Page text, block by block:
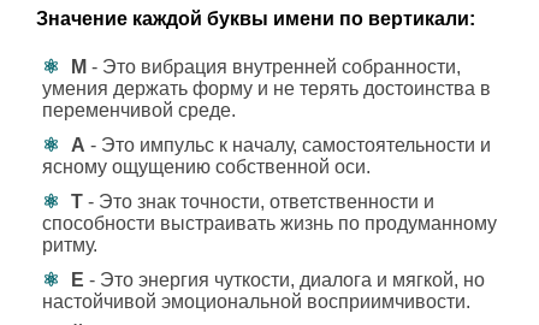
Значение каждой буквы имени по вертикали:
М - Это вибрация внутренней собранности,
умения держать форму и не терять достоинства в
переменчивой среде.
А - Это импульс к началу, самостоятельности и
ясному ощущению собственной оси.
Т - Это знак точности, ответственности и
способности выстраивать жизнь по продуманному
ритму.
Е - Это энергия чуткости, диалога и мягкой, но
настойчивой эмоциональной восприимчивости.